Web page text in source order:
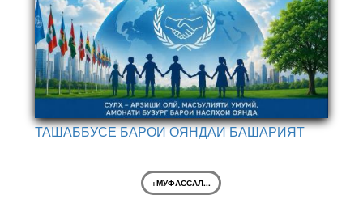
ТАШАББУСЕ БАРОИ ОЯНДАИ БАШАРИЯТ
+МУФАССАЛ...